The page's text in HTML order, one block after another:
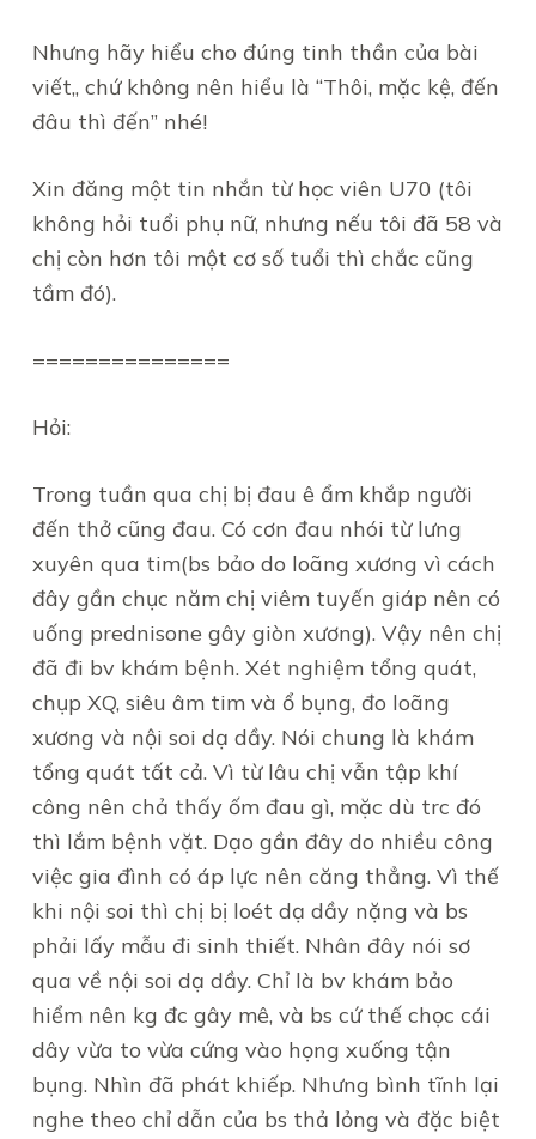
Nhưng hãy hiểu cho đúng tinh thần của bài
viết,, chứ không nên hiểu là “Thôi, mặc kệ, đến
đâu thì đến” nhé!
Xin đăng một tin nhắn từ học viên U70 (tôi
không hỏi tuổi phụ nữ, nhưng nếu tôi đã 58 và
chị còn hơn tôi một cơ số tuổi thì chắc cũng
tầm đó).
===============
Hỏi:
Trong tuần qua chị bị đau ê ẩm khắp người
đến thở cũng đau. Có cơn đau nhói từ lưng
xuyên qua tim(bs bảo do loãng xương vì cách
đây gần chục năm chị viêm tuyến giáp nên có
uống prednisone gây giòn xương). Vậy nên chị
đã đi bv khám bệnh. Xét nghiệm tổng quát,
chụp XQ, siêu âm tim và ổ bụng, đo loãng
xương và nội soi dạ dầy. Nói chung là khám
tổng quát tất cả. Vì từ lâu chị vẫn tập khí
công nên chả thấy ốm đau gì, mặc dù trc đó
thì lắm bệnh vặt. Dạo gần đây do nhiều công
việc gia đình có áp lực nên căng thẳng. Vì thế
khi nội soi thì chị bị loét dạ dầy nặng và bs
phải lấy mẫu đi sinh thiết. Nhân đây nói sơ
qua về nội soi dạ dầy. Chỉ là bv khám bảo
hiểm nên kg đc gây mê, và bs cứ thế chọc cái
dây vừa to vừa cứng vào họng xuống tận
bụng. Nhìn đã phát khiếp. Nhưng bình tĩnh lại
nghe theo chỉ dẫn của bs thả lỏng và đặc biệt